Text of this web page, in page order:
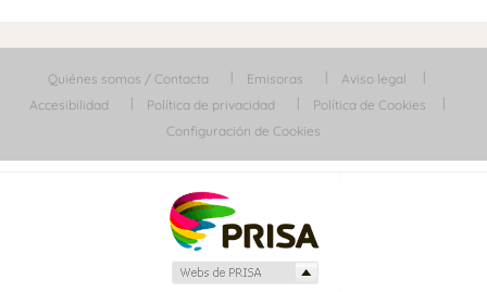
Quiénes somos / Contacta Emisoras
Aviso legal
Accesibilidad
Política de privacidad
Política de Cookies
Configuración de Cookies